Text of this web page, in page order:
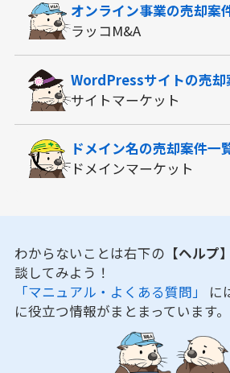
オンライン事業の売却案
ラッコM&A
WordPressサイトの売却
サイトマーケット
ドメイン名の売却案件一
ドメインマーケット
わからないことは右下の 【ヘルプ】
談してみよう！
「マニュアル・よくある質問」 に
に役立つ情報がまとまっています。